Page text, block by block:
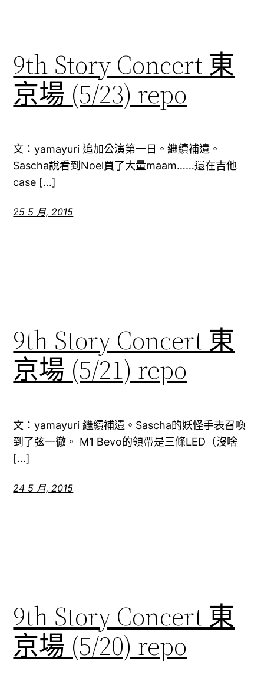
9th Story Concert 東
京場 (5/23) repo
文：yamayuri 追加公演第一日。繼續補遺。
Sascha說看到Noel買了大量maam……還在吉他
case […]
25 5 月, 2015
9th Story Concert 東
京場 (5/21) repo
文：yamayuri 繼續補遺。Sascha的妖怪手表召喚
到了弦一徹。 M1 Bevo的領帶是三條LED（沒啥
[…]
24 5 月, 2015
9th Story Concert 東
京場 (5/20) repo